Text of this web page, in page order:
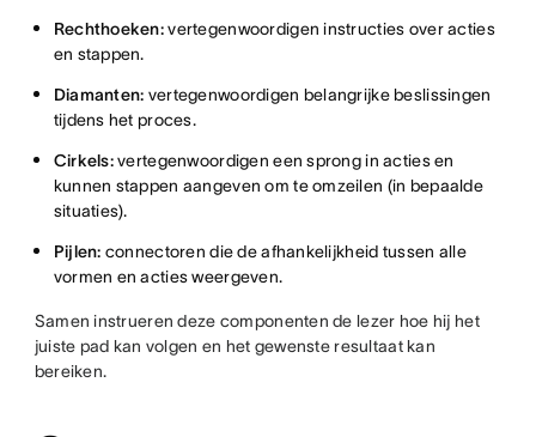
Rechthoeken:vertegenwoordigen instructies over acties
en stappen.
Diamanten: vertegenwoordigen belangrijke beslissingen
tijdens het proces.
Cirkels:vertegenwoordigen een sprong in acties en
kunnen stappen aangeven om te omzeilen (in bepaalde
situaties).
Pijlen: connectoren die de afhankelijkheid tussen alle
vormen en acties weergeven.
Samen instrueren deze componenten de lezer hoe hij het
juiste pad kan volgen en het gewenste resultaat kan
bereiken.